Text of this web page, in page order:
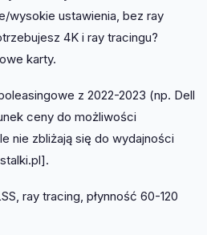
wysokie ustawienia, bez ray
4K i ray tracingu?
karty.
z 2022-2023 (np. Dell
ceny do możliwości
nie zbliżają się do wydajności
ray tracing, płynność 60-120